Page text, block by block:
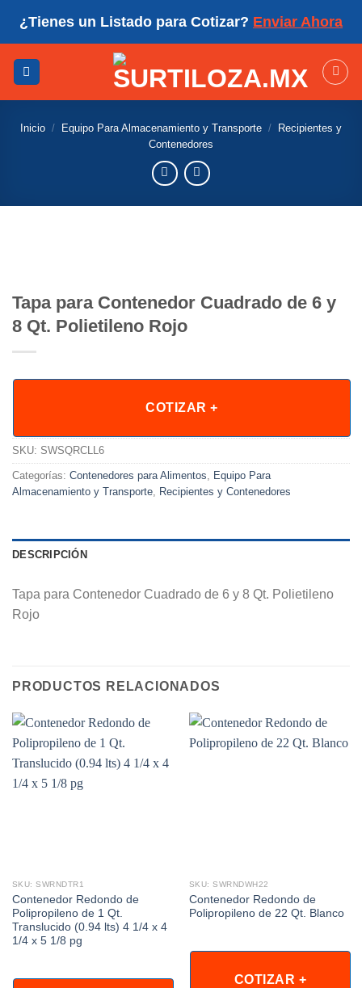
¿Tienes un Listado para Cotizar? Enviar Ahora
Inicio / Equipo Para Almacenamiento y Transporte /
Recipientes y
Contenedores
Tapa para Contenedor Cuadrado de 6 y
8 Qt. Polietileno Rojo
COTIZAR +
SKU: SWSQRCLL6
Categorías: Contenedores para Alimentos, Equipo Para
Almacenamiento y Transporte, Recipientes y Contenedores
DESCRIPCIÓN
Tapa para Contenedor Cuadrado de 6 y 8 Qt. Polietileno
Rojo
PRODUCTOS RELACIONADOS
SKU: SWRNDTR1
Contenedor Redondo de
Polipropileno de 1 Qt.
Translucido (0.94 lts) 4 1/4 x 4
1/4 x 5 1/8 pg
SKU: SWRNDWH22
Contenedor Redondo de
Polipropileno de 22 Qt. Blanco
COTIZAR +